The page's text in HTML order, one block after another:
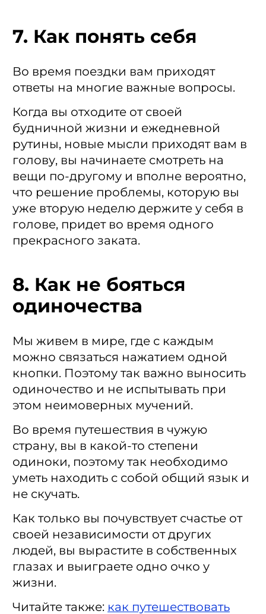
7. Как понять себя
Во время поездки вам приходят
ответы на многие важные вопросы.
Когда вы отходите от своей
будничной жизни и ежедневной
рутины, новые мысли приходят вам в
голову, вы начинаете смотреть на
вещи по-другому и вполне вероятно,
что решение проблемы, которую вы
уже вторую неделю держите у себя в
голове, придет во время одного
прекрасного заката.
8. Как не бояться
одиночества
Мы живем в мире, где с каждым
можно связаться нажатием одной
кнопки. Поэтому так важно выносить
одиночество и не испытывать при
этом неимоверных мучений.
Во время путешествия в чужую
страну, вы в какой-то степени
одиноки, поэтому так необходимо
уметь находить с собой общий язык и
не скучать.
Как только вы почувствует счастье от
своей независимости от других
людей, вы вырастите в собственных
глазах и выиграете одно очко у
жизни.
Читайте также: как путешествовать